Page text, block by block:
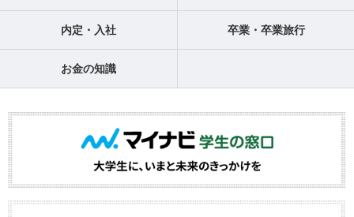
内定・入社 卒業・卒業旅行
お金の知識